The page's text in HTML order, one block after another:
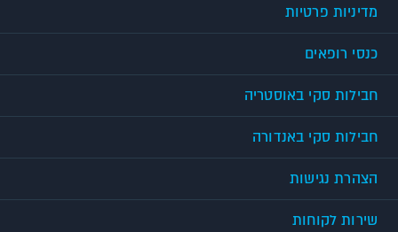
מדיניות פרטיות
כנסי רופאים
חבילות סקי באוסטריה
חבילות סקי באנדורה
הצהרת נגישות
שירות לקוחות